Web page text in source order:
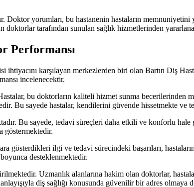
Doktor yorumları, bu hastanenin hastaların
doktorlar tarafından sunulan sağlık hizmetlerinden
Performansı
karşılayan merkezlerden biri olan Bartın Diş
incelenecektir.
bu doktorların kaliteli hizmet sunma becerilerinden
Bu sayede hastalar, kendilerini güvende hissetmekte ve
Bu sayede, tedavi süreçleri daha etkili ve konforlu
göstermektedir.
gösterdikleri ilgi ve tedavi sürecindeki başarıları,
desteklenmektedir.
Uzmanlık alanlarına hakim olan doktorlar,
diş sağlığı konusunda güvenilir bir adres olmaya